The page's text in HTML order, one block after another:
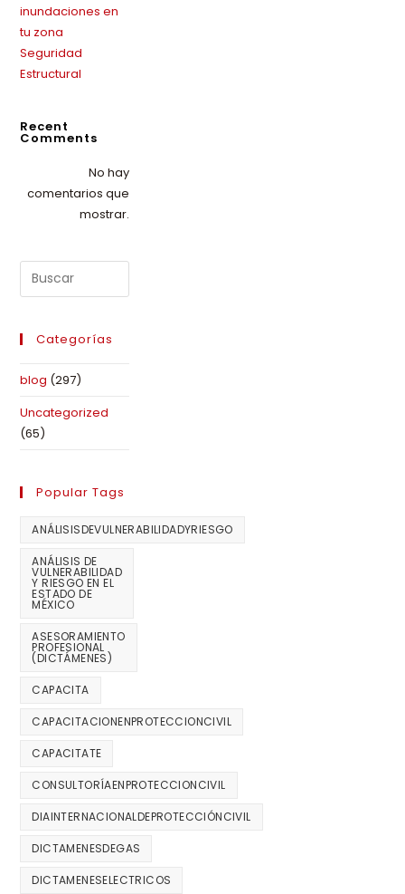
inundaciones en
tu zona
Seguridad
Estructural
Recent
Comments
No hay
comentarios que
mostrar.
Categorías
blog (297)
Uncategorized
(65)
Popular Tags
ANÁLISISDEVULNERABILIDADYRIESGO
ANÁLISIS DE
VULNERABILIDAD
Y RIESGO EN EL
ESTADO DE
MÉXICO
ASESORAMIENTO
PROFESIONAL
(DICTÁMENES)
CAPACITA
CAPACITACIONENPROTECCIONCIVIL
CAPACITATE
CONSULTORÍAENPROTECCIONCIVIL
DIAINTERNACIONALDEPROTECCIÓNCIVIL
DICTAMENESDEGAS
DICTAMENESELECTRICOS